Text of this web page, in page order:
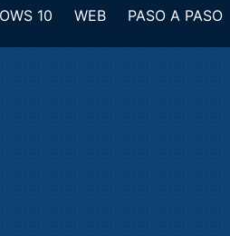
10 WEB
PASO A PASO